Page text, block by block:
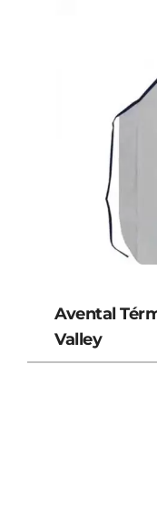
Avental
Valley